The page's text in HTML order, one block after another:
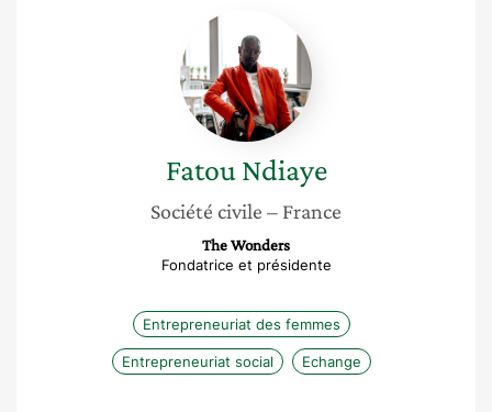
Ndiaye
Fatou Ndiaye
Société civile – France
The Wonders
Fondatrice et présidente
Entrepreneuriat des femmes
Entrepreneuriat social Echange